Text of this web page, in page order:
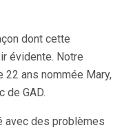
dont cette
évidente. Notre
ans nommée Mary,
de GAD.
avec des problèmes